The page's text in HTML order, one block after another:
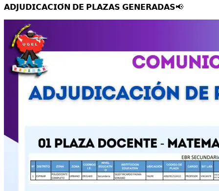
𝗔𝗗𝗝𝗨𝗗𝗜𝗖𝗔𝗖𝗜𝗢́𝗡 𝗗𝗘 𝗣𝗟𝗔𝗭𝗔𝗦 𝗚𝗘𝗡𝗘𝗥𝗔𝗗𝗔𝗦📢